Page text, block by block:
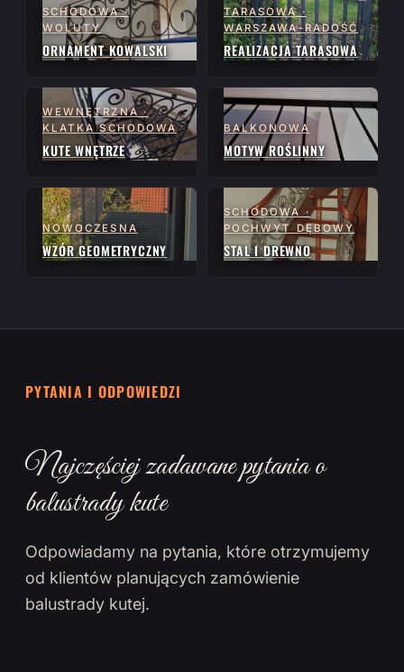
SCHODOWA ·
WOLUTY
ORNAMENT KOWALSKI
TARASOWA ·
WARSZAWA-RADOŚĆ
REALIZACJA TARASOWA
WEWNĘTRZNA ·
KLATKA SCHODOWA
KUTE WNĘTRZE
BALKONOWA
MOTYW ROŚLINNY
NOWOCZESNA
WZÓR GEOMETRYCZNY
SCHODOWA ·
POCHWYT DĘBOWY
STAL I DREWNO
PYTANIA I ODPOWIEDZI
Najczęściej zadawane pytania o
balustrady kute
Odpowiadamy na pytania, które otrzymujemy
od klientów planujących zamówienie
balustrady kutej.